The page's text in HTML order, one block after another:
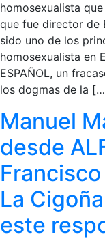
homosexualista
que fue director de
sido uno de los
homosexualista en
ESPAÑOL, un
los dogmas de la
Manuel
desde
La
este